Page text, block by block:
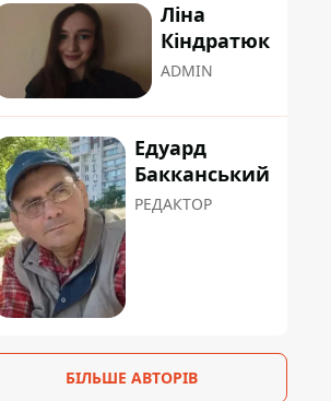
Ліна
Кіндратюк
ADMIN
Едуард
Бакканський
РЕДАКТОР
БІЛЬШЕ АВТОРІВ